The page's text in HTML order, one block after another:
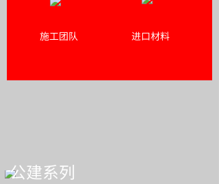
公建系列
施工团队 进口材料